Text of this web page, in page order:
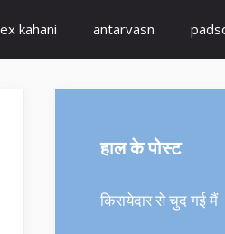
kahani antarvasn
हाल के पोस्ट
किरायेदार से चुद गई मैं